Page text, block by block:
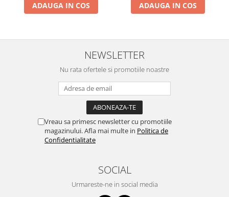
ADAUGA IN COS ADAUGA IN COS
NEWSLETTER
Nu rata ofertele si promotiile noastre
Vreau sa primesc newsletter cu promotiile
magazinului. Afla mai multe in Politica de
Confidentialitate
SOCIAL
Urmareste-ne in social media